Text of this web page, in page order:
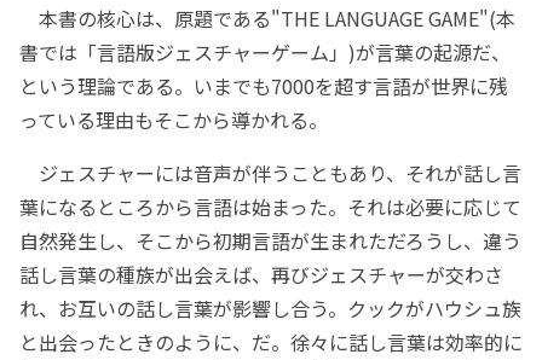
本書の核心は、原題である"THE LANGUAGE GAME"(本
書では「言語版ジェスチャーゲーム」)が言葉の起源だ、
という理論である。いまでも7000を超す言語が世界に残
っている理由もそこから導かれる。
ジェスチャーには音声が伴うこともあり、それが話し言
葉になるところから言語は始まった。それは必要に応じて
自然発生し、そこから初期言語が生まれただろうし、違う
話し言葉の種族が出会えば、再びジェスチャーが交わさ
れ、お互いの話し言葉が影響し合う。クックがハウシュ族
と出会ったときのように、だ。徐々に話し言葉は効率的に